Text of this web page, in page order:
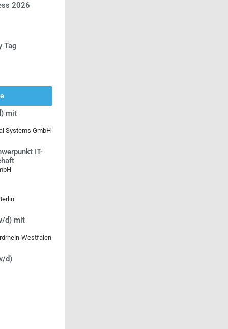
2026
Tag
mit
Systems GmbH
IT-
d) mit
Westfalen
d)